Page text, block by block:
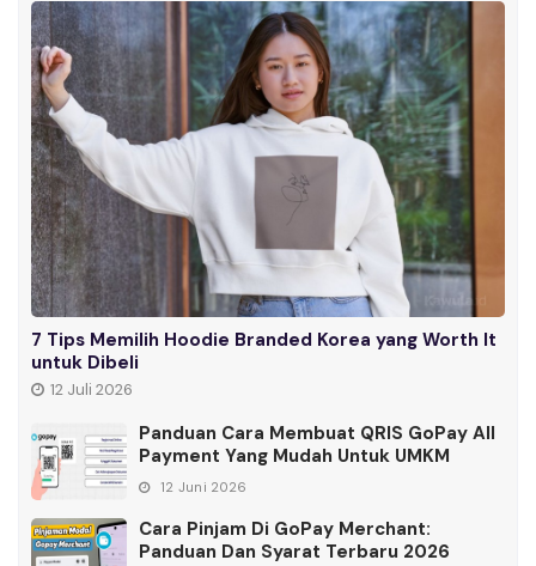
7 Tips Memilih Hoodie Branded Korea yang Worth It
untuk Dibeli
12 Juli 2026
Panduan Cara Membuat QRIS GoPay All
Payment Yang Mudah Untuk UMKM
12 Juni 2026
Cara Pinjam Di GoPay Merchant:
Panduan Dan Syarat Terbaru 2026